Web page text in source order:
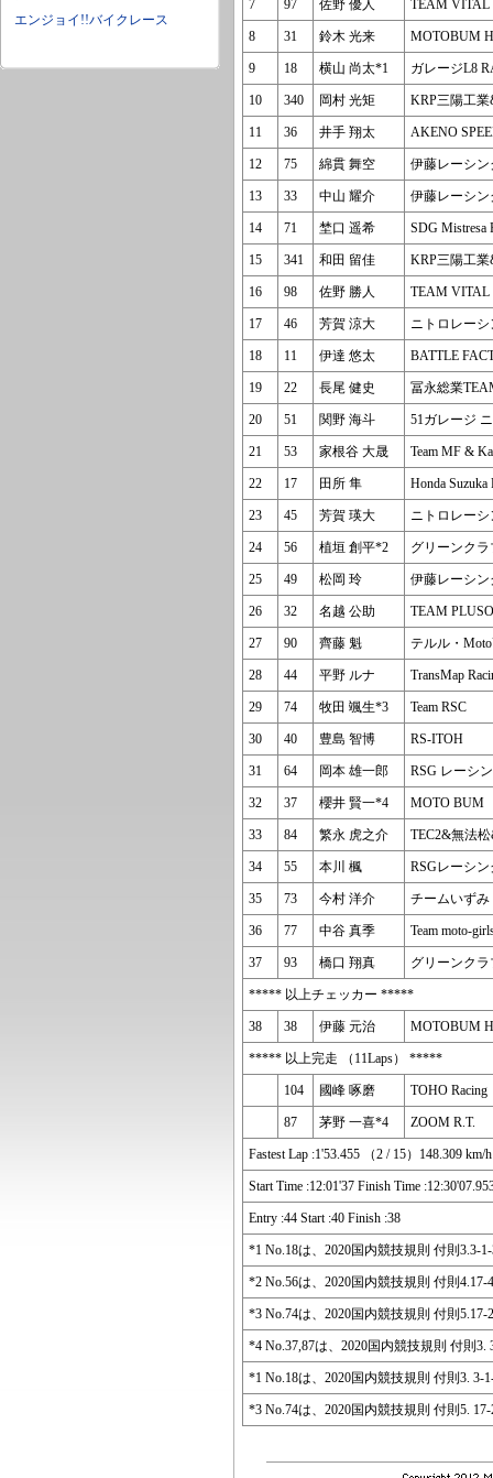
エンジョイ!!バイクレース
7 97 佐野 優人 TEAM VITAL
8 31 鈴木 光来 MOTOBUM
9 18 横山 尚太*1 ガレージL8
10 340 岡村 光矩 KRP三陽工
11 36 井手 翔太 AKENO
12 75 綿貫 舞空 伊藤レーシ
13 33 中山 耀介 伊藤レーシ
14 71 埜口 遥希 SDG Mistresa
15 341 和田 留佳 KRP三陽工
16 98 佐野 勝人 TEAM VITAL
17 46 芳賀 涼大 ニトロレーシ
18 11 伊達 悠太 BATTLE
19 22 長尾 健史 冨永総業
20 51 関野 海斗 51ガレージ
21 53 家根谷 大晟 Team MF &
22 17 田所 隼 Honda Suzuka
23 45 芳賀 瑛大 ニトロレーシ
24 56 植垣 創平*2 グリーンク
25 49 松岡 玲 伊藤レーシ
26 32 名越 公助 TEAM
27 90 齊藤 魁 テルル・
28 44 平野 ルナ TransMap
29 74 牧田 颯生*3 Team RSC
30 40 豊島 智博 RS-ITOH
31 64 岡本 雄一郎 RSG レーシ
32 37 櫻井 賢一*4 MOTO BUM
33 84 繁永 虎之介 TEC2&無法松
34 55 本川 楓 RSGレーシン
35 73 今村 洋介 チームいずみ
36 77 中谷 真季 Team moto-
37 93 橋口 翔真 グリーンク
***** 以上チェッカー *****
38 38 伊藤 元治 MOTOBUM
***** 以上完走 （11Laps） *****
104 國峰 啄磨 TOHO Racing
87 茅野 一喜*4 ZOOM R.T.
Fastest Lap :1'53.455 （2 / 15）148.309
Start Time :12:01'37 Finish Time
Entry :44 Start :40 Finish :38
*1 No.18は、2020国内競技規則 付則3.3-
*2 No.56は、2020国内競技規則 付則
*3 No.74は、2020国内競技規則 付則
*4 No.37,87は、2020国内競技規則 付則
*1 No.18は、2020国内競技規則 付則3.
*3 No.74は、2020国内競技規則 付則5.